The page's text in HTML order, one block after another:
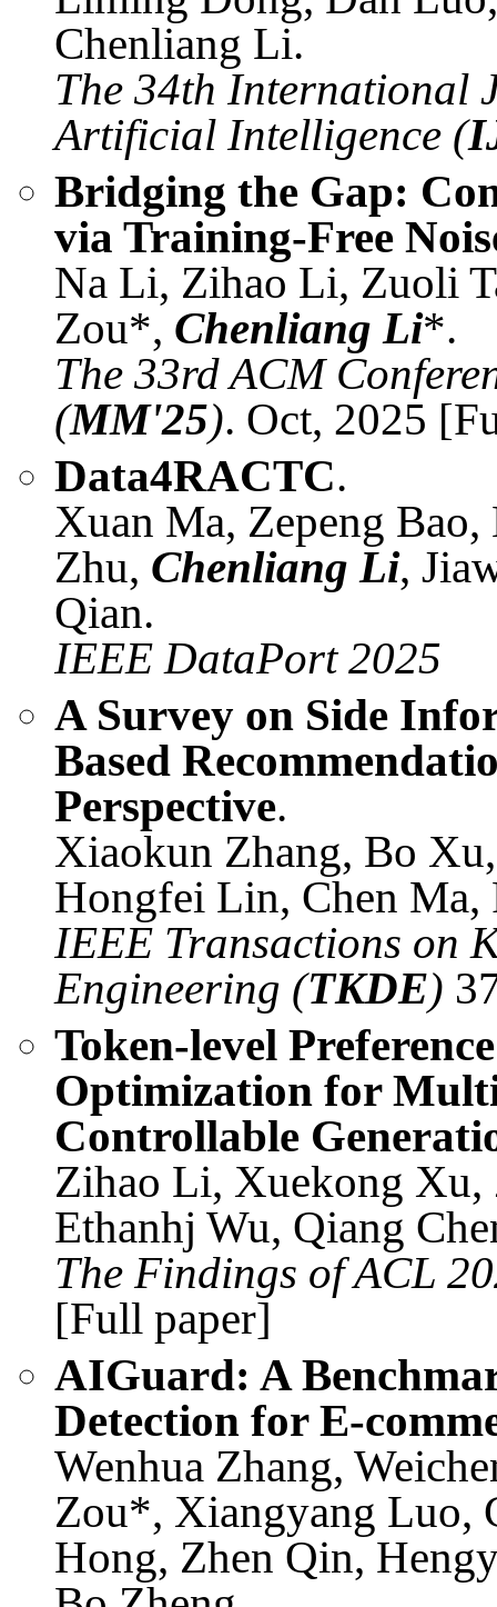
Chenliang Li.
The 34th International
Artificial Intelligence (
Bridging the Gap:
via Training-Free
Na Li, Zihao Li, Zuoli
Zou*, Chenliang Li*.
The 33rd ACM
(MM'25). Oct, 2025
Data4RACTC.
Xuan Ma, Zepeng
Zhu, Chenliang Li,
Qian.
IEEE DataPort 2025
A Survey on Side
Based
Perspective.
Xiaokun Zhang, Bo
Hongfei Lin, Chen Ma,
IEEE Transactions on
Engineering (TKDE)
Token-level
Optimization for
Controllable
Zihao Li, Xuekong
Ethanhj Wu, Qiang
The Findings of ACL
[Full paper]
AIGuard: A
Detection for E-
Wenhua Zhang,
Zou*, Xiangyang Luo,
Hong, Zhen Qin,